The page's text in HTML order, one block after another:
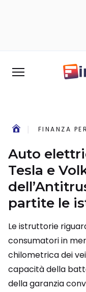
FINANZA
Auto
Tesla e
partite le
Le istruttorie
consumatori in
chilometrica dei
capacità della
della garanzia